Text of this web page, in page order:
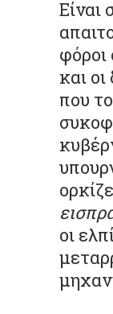
Είναι
και
που
οι